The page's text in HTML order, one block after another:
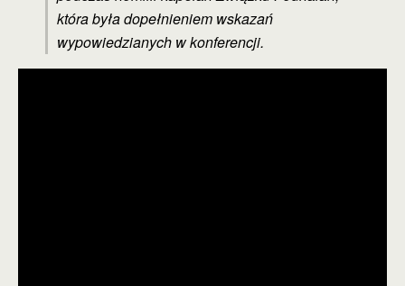
która była dopełnieniem wskazań
wypowiedzianych w konferencji.